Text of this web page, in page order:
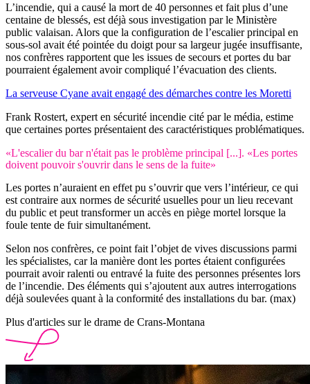
L’incendie, qui a causé la mort de 40 personnes et fait plus d’une
centaine de blessés, est déjà sous investigation par le Ministère
public valaisan. Alors que la configuration de l’escalier principal en
sous-sol avait été pointée du doigt pour sa largeur jugée insuffisante,
nos confrères rapportent que les issues de secours et portes du bar
pourraient également avoir compliqué l’évacuation des clients.
La serveuse Cyane avait engagé des démarches contre les Moretti
Frank Rostert, expert en sécurité incendie cité par le média, estime
que certaines portes présentaient des caractéristiques problématiques.
«L'escalier du bar n'était pas le problème principal [...]. «Les portes
doivent pouvoir s'ouvrir dans le sens de la fuite»
Les portes n’auraient en effet pu s’ouvrir que vers l’intérieur, ce qui
est contraire aux normes de sécurité usuelles pour un lieu recevant
du public et peut transformer un accès en piège mortel lorsque la
foule tente de fuir simultanément.
Selon nos confrères, ce point fait l’objet de vives discussions parmi
les spécialistes, car la manière dont les portes étaient configurées
pourrait avoir ralenti ou entravé la fuite des personnes présentes lors
de l’incendie. Des éléments qui s’ajoutent aux autres interrogations
déjà soulevées quant à la conformité des installations du bar. (max)
Plus d'articles sur le drame de Crans-Montana